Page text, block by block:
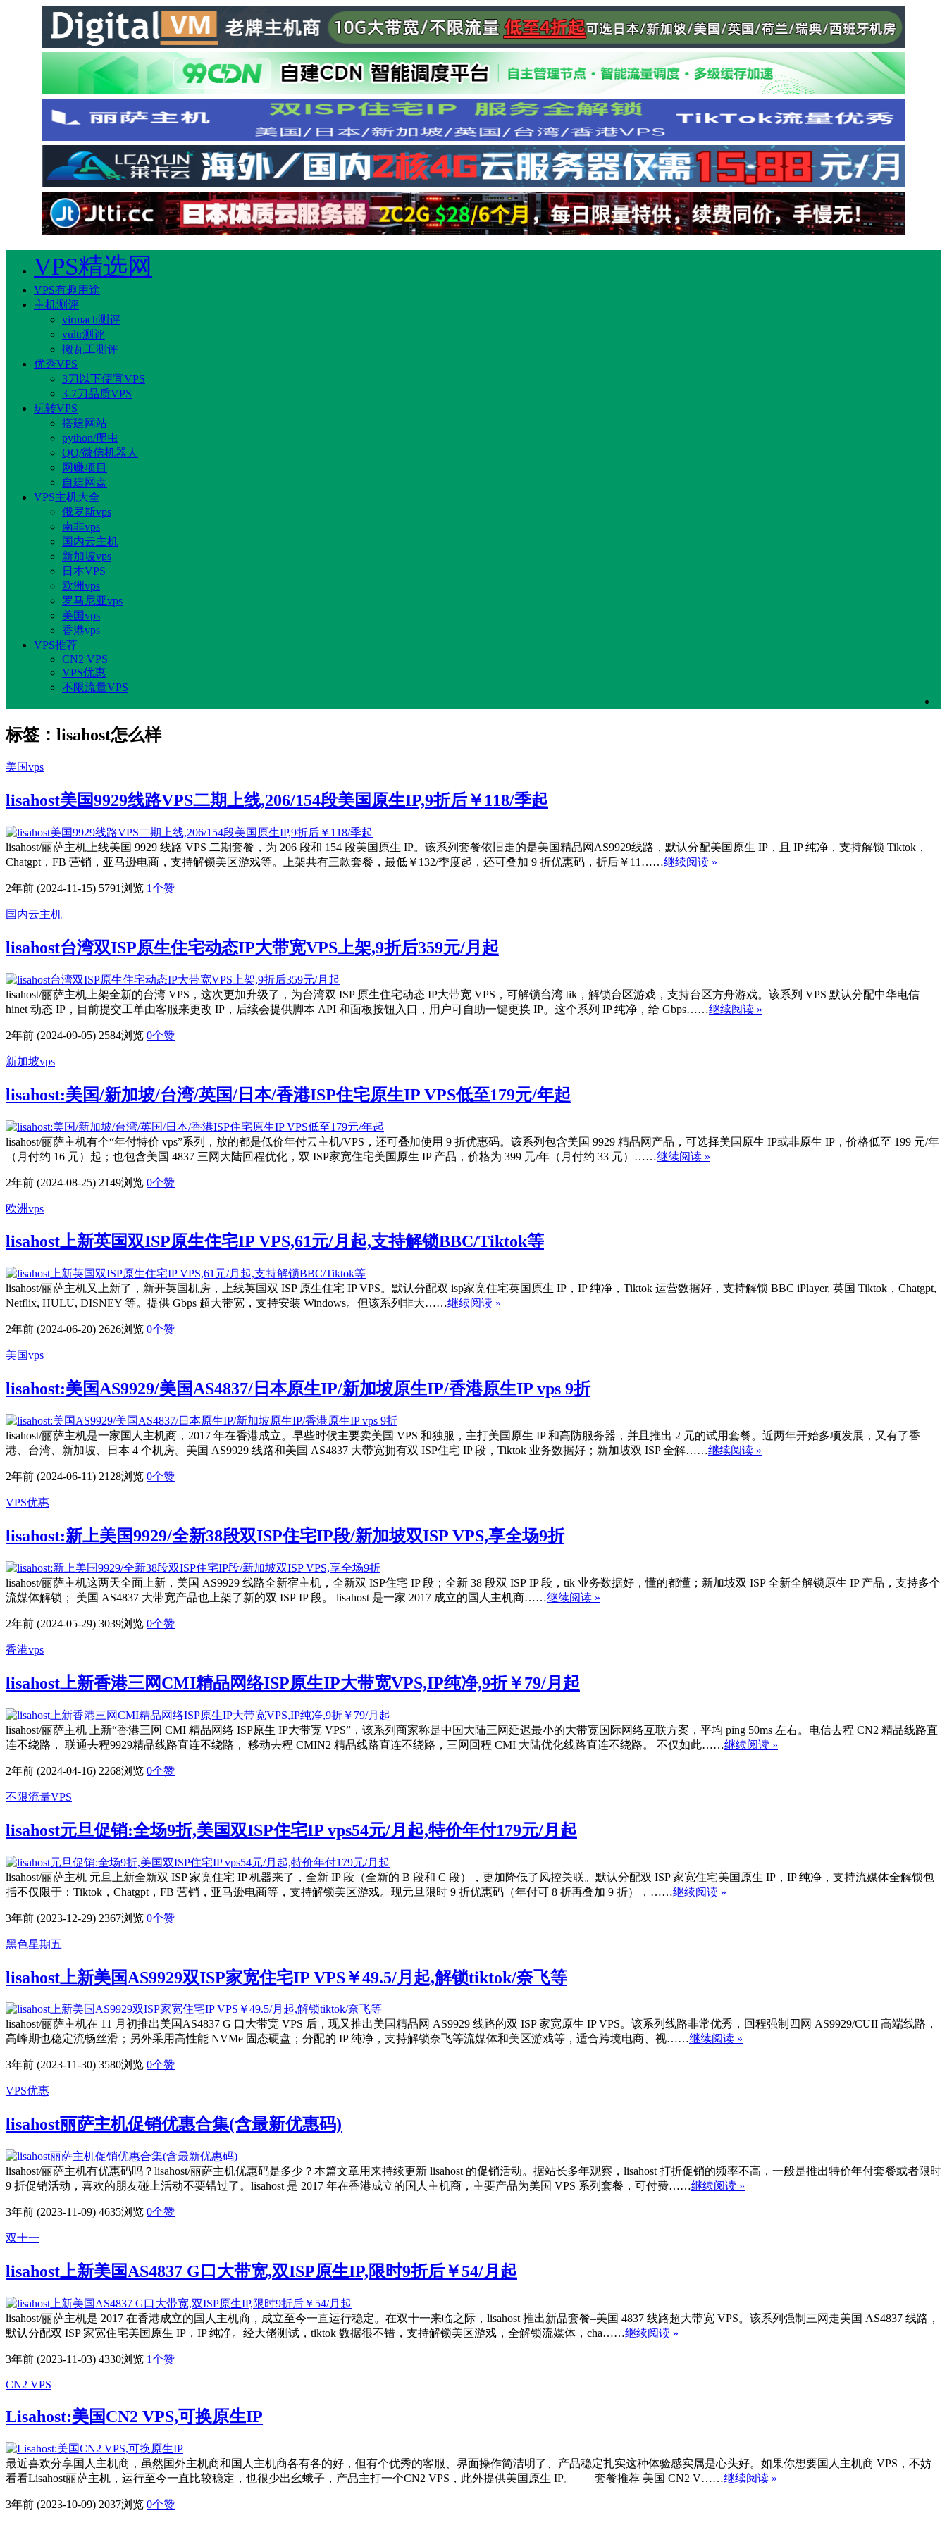
VPS精选网
VPS有趣用途
主机测评
virmach测评
vultr测评
搬瓦工测评
优秀VPS
3刀以下便宜VPS
3-7刀品质VPS
玩转VPS
搭建网站
python/爬虫
QQ/微信机器人
网赚项目
自建网盘
VPS主机大全
俄罗斯vps
南非vps
国内云主机
新加坡vps
日本VPS
欧洲vps
罗马尼亚vps
美国vps
香港vps
VPS推荐
CN2 VPS
VPS优惠
不限流量VPS
标签：lisahost怎么样
美国vps
lisahost美国9929线路VPS二期上线,206/154段美国原生IP,9折后￥118/季起
lisahost/丽萨主机上线美国 9929 线路 VPS 二期套餐，为 206 段和 154 段美国原生 IP。该系列套餐依旧走的是美国精品网AS9929线路，默认分配美国原生 IP，且 IP 纯净，支持解锁 Tiktok，
Chatgpt，FB 营销，亚马逊电商，支持解锁美区游戏等。上架共有三款套餐，最低￥132/季度起，还可叠加 9 折优惠码，折后￥11……继续阅读 »
2年前 (2024-11-15) 5791浏览 1个赞
国内云主机
lisahost台湾双ISP原生住宅动态IP大带宽VPS上架,9折后359元/月起
lisahost/丽萨主机上架全新的台湾 VPS，这次更加升级了，为台湾双 ISP 原生住宅动态 IP大带宽 VPS，可解锁台湾 tik，解锁台区游戏，支持台区方舟游戏。该系列 VPS 默认分配中华电信
hinet 动态 IP，目前提交工单由客服来更改 IP，后续会提供脚本 API 和面板按钮入口，用户可自助一键更换 IP。这个系列 IP 纯净，给 Gbps……继续阅读 »
2年前 (2024-09-05) 2584浏览 0个赞
新加坡vps
lisahost:美国/新加坡/台湾/英国/日本/香港ISP住宅原生IP VPS低至179元/年起
lisahost/丽萨主机有个“年付特价 vps”系列，放的都是低价年付云主机/VPS，还可叠加使用 9 折优惠码。该系列包含美国 9929 精品网产品，可选择美国原生 IP或非原生 IP，价格低至 199 元/年
（月付约 16 元）起；也包含美国 4837 三网大陆回程优化，双 ISP家宽住宅美国原生 IP 产品，价格为 399 元/年（月付约 33 元）……继续阅读 »
2年前 (2024-08-25) 2149浏览 0个赞
欧洲vps
lisahost上新英国双ISP原生住宅IP VPS,61元/月起,支持解锁BBC/Tiktok等
lisahost/丽萨主机又上新了，新开英国机房，上线英国双 ISP 原生住宅 IP VPS。默认分配双 isp家宽住宅英国原生 IP，IP 纯净，Tiktok 运营数据好，支持解锁 BBC iPlayer, 英国 Tiktok，Chatgpt,
Netflix, HULU, DISNEY 等。提供 Gbps 超大带宽，支持安装 Windows。但该系列非大……继续阅读 »
2年前 (2024-06-20) 2626浏览 0个赞
美国vps
lisahost:美国AS9929/美国AS4837/日本原生IP/新加坡原生IP/香港原生IP vps 9折
lisahost/丽萨主机是一家国人主机商，2017 年在香港成立。早些时候主要卖美国 VPS 和独服，主打美国原生 IP 和高防服务器，并且推出 2 元的试用套餐。近两年开始多项发展，又有了香
港、台湾、新加坡、日本 4 个机房。美国 AS9929 线路和美国 AS4837 大带宽拥有双 ISP住宅 IP 段，Tiktok 业务数据好；新加坡双 ISP 全解……继续阅读 »
2年前 (2024-06-11) 2128浏览 0个赞
VPS优惠
lisahost:新上美国9929/全新38段双ISP住宅IP段/新加坡双ISP VPS,享全场9折
lisahost/丽萨主机这两天全面上新，美国 AS9929 线路全新宿主机，全新双 ISP住宅 IP 段；全新 38 段双 ISP IP 段，tik 业务数据好，懂的都懂；新加坡双 ISP 全新全解锁原生 IP 产品，支持多个
流媒体解锁； 美国 AS4837 大带宽产品也上架了新的双 ISP IP 段。 lisahost 是一家 2017 成立的国人主机商……继续阅读 »
2年前 (2024-05-29) 3039浏览 0个赞
香港vps
lisahost上新香港三网CMI精品网络ISP原生IP大带宽VPS,IP纯净,9折￥79/月起
lisahost/丽萨主机 上新“香港三网 CMI 精品网络 ISP原生 IP大带宽 VPS”，该系列商家称是中国大陆三网延迟最小的大带宽国际网络互联方案，平均 ping 50ms 左右。电信去程 CN2 精品线路直
连不绕路， 联通去程9929精品线路直连不绕路， 移动去程 CMIN2 精品线路直连不绕路，三网回程 CMI 大陆优化线路直连不绕路。 不仅如此……继续阅读 »
2年前 (2024-04-16) 2268浏览 0个赞
不限流量VPS
lisahost元旦促销:全场9折,美国双ISP住宅IP vps54元/月起,特价年付179元/月起
lisahost/丽萨主机 元旦上新全新双 ISP 家宽住宅 IP 机器来了，全新 IP 段（全新的 B 段和 C 段），更加降低了风控关联。默认分配双 ISP 家宽住宅美国原生 IP，IP 纯净，支持流媒体全解锁包
括不仅限于：Tiktok，Chatgpt，FB 营销，亚马逊电商等，支持解锁美区游戏。现元旦限时 9 折优惠码（年付可 8 折再叠加 9 折），……继续阅读 »
3年前 (2023-12-29) 2367浏览 0个赞
黑色星期五
lisahost上新美国AS9929双ISP家宽住宅IP VPS￥49.5/月起,解锁tiktok/奈飞等
lisahost/丽萨主机在 11 月初推出美国AS4837 G 口大带宽 VPS 后，现又推出美国精品网 AS9929 线路的双 ISP 家宽原生 IP VPS。该系列线路非常优秀，回程强制四网 AS9929/CUII 高端线路，
高峰期也稳定流畅丝滑；另外采用高性能 NVMe 固态硬盘；分配的 IP 纯净，支持解锁奈飞等流媒体和美区游戏等，适合跨境电商、视……继续阅读 »
3年前 (2023-11-30) 3580浏览 0个赞
VPS优惠
lisahost丽萨主机促销优惠合集(含最新优惠码)
lisahost/丽萨主机有优惠码吗？lisahost/丽萨主机优惠码是多少？本篇文章用来持续更新 lisahost 的促销活动。据站长多年观察，lisahost 打折促销的频率不高，一般是推出特价年付套餐或者限时
9 折促销活动，喜欢的朋友碰上活动不要错过了。lisahost 是 2017 年在香港成立的国人主机商，主要产品为美国 VPS 系列套餐，可付费……继续阅读 »
3年前 (2023-11-09) 4635浏览 0个赞
双十一
lisahost上新美国AS4837 G口大带宽,双ISP原生IP,限时9折后￥54/月起
lisahost/丽萨主机是 2017 在香港成立的国人主机商，成立至今一直运行稳定。在双十一来临之际，lisahost 推出新品套餐–美国 4837 线路超大带宽 VPS。该系列强制三网走美国 AS4837 线路，
默认分配双 ISP 家宽住宅美国原生 IP，IP 纯净。经大佬测试，tiktok 数据很不错，支持解锁美区游戏，全解锁流媒体，cha……继续阅读 »
3年前 (2023-11-03) 4330浏览 1个赞
CN2 VPS
Lisahost:美国CN2 VPS,可换原生IP
最近喜欢分享国人主机商，虽然国外主机商和国人主机商各有各的好，但有个优秀的客服、界面操作简洁明了、产品稳定扎实这种体验感实属是心头好。如果你想要国人主机商 VPS，不妨
看看Lisahost丽萨主机，运行至今一直比较稳定，也很少出幺蛾子，产品主打一个CN2 VPS，此外提供美国原生 IP。 套餐推荐 美国 CN2 V……继续阅读 »
3年前 (2023-10-09) 2037浏览 0个赞